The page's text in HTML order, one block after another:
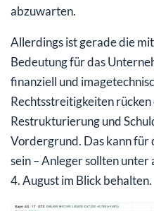
abzuwarten.
Allerdings ist gerade die
Bedeutung für das
finanziell und
Rechtsstreitigkeiten
Restrukturierung und
Vordergrund. Das kann
sein – Anleger sollten
4. August im Blick behalten.